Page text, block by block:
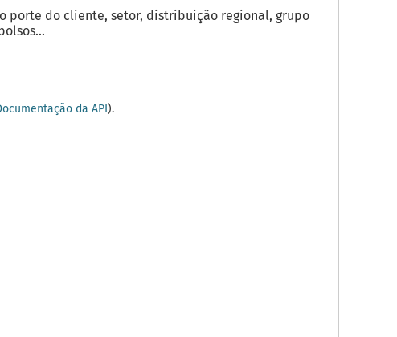
porte do cliente, setor, distribuição regional, grupo
da API).